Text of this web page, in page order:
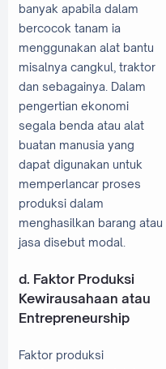
banyak apabila dalam
bercocok tanam ia
menggunakan alat bantu
misalnya cangkul, traktor
dan sebagainya. Dalam
pengertian ekonomi
segala benda atau alat
buatan manusia yang
dapat digunakan untuk
memperlancar proses
produksi dalam
menghasilkan barang atau
jasa disebut modal.
d. Faktor Produksi
Kewirausahaan atau
Entrepreneurship
Faktor produksi